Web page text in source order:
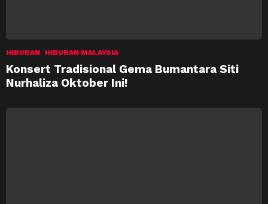
HIBURAN HIBURAN MALAYSIA
Konsert Tradisional Gema Bumantara Siti
Nurhaliza Oktober Ini!